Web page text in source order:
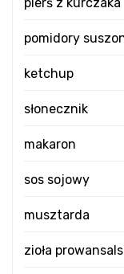
pomidory
ketchup
słonecznik
makaron
sos sojowy
musztarda
zioła